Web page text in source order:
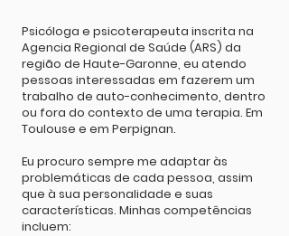
Psicóloga e psicoterapeuta inscrita na
Agencia Regional de Saúde (ARS) da
região de Haute-Garonne, eu atendo
pessoas interessadas em fazerem um
trabalho de auto-conhecimento, dentro
ou fora do contexto de uma terapia. Em
Toulouse e em Perpignan.
Eu procuro sempre me adaptar às
problemáticas de cada pessoa, assim
que à sua personalidade e suas
características. Minhas competências
incluem: